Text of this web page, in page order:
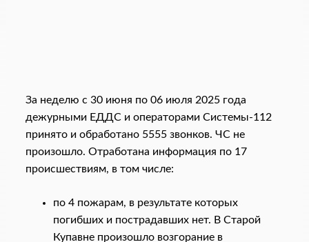
За неделю с 30 июня по 06 июля 2025 года
дежурными ЕДДС и операторами Системы-112
принято и обработано 5555 звонков. ЧС не
произошло. Отработана информация по 17
происшествиям, в том числе:
по 4 пожарам, в результате которых
погибших и пострадавших нет. В Старой
Купавне произошло возгорание в